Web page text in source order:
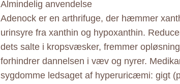
Almindelig anvendelse
Adenock er en arthrifuge, der hæmmer
urinsyre fra xanthin og hypoxanthin.
dets salte i kropsvæsker, fremmer
forhindrer dannelsen i væv og nyrer.
sygdomme ledsaget af hyperuricæmi: gigt